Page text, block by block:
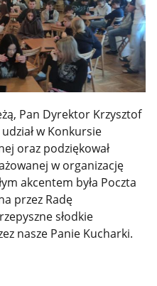
Pan Dyrektor Krzysztof
w Konkursie
oraz podziękował
w organizację
akcentem była Poczta
przez Radę
słodkie
nasze Panie Kucharki.